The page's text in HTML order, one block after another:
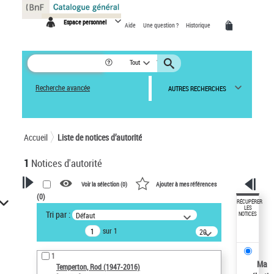
Espace personnel Aide Une question ? Historique
Tout
Recherche avancée AUTRES RECHERCHES
Accueil Liste de notices d’autorité
1 Notices d'autorité
VOTRE RECHERCHE
Recherche avancée dans les
notices d’autorité
Œuvres liées à l'auteur :
Temperton, Rod (1947-2016)
Voir la sélection (0) Ajouter à mes références
(0)
Tri par : Défaut
sur 1
20
résultats/page
1
Temperton, Rod (1947-2016)
RÉCUPÉRER
LES
NOTICES
Ma
Panneau de gestion des cookies